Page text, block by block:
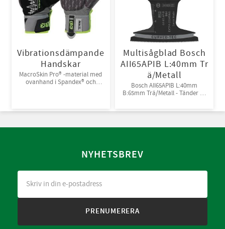
Vibrationsdämpande
Handskar
MacroSkin Pro® -material med
ovanhand i Spandex® och
Multisågblad Bosch
AII65APIB L:40mm Tr
ä/Metall
Bosch AII65APIB L:40mm
B:65mm Trä/Metall - Tänder av
NYHETSBREV
PRENUMERERA